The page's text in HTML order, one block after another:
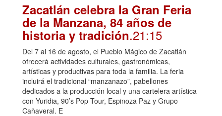
Zacatlán celebra la Gran Feria
de la Manzana, 84 años de
historia y tradición.21:15
Del 7 al 16 de agosto, el Pueblo Mágico de Zacatlán
ofrecerá actividades culturales, gastronómicas,
artísticas y productivas para toda la familia. La feria
incluirá el tradicional “manzanazo”, pabellones
dedicados a la producción local y una cartelera artística
con Yuridia, 90’s Pop Tour, Espinoza Paz y Grupo
Cañaveral. E